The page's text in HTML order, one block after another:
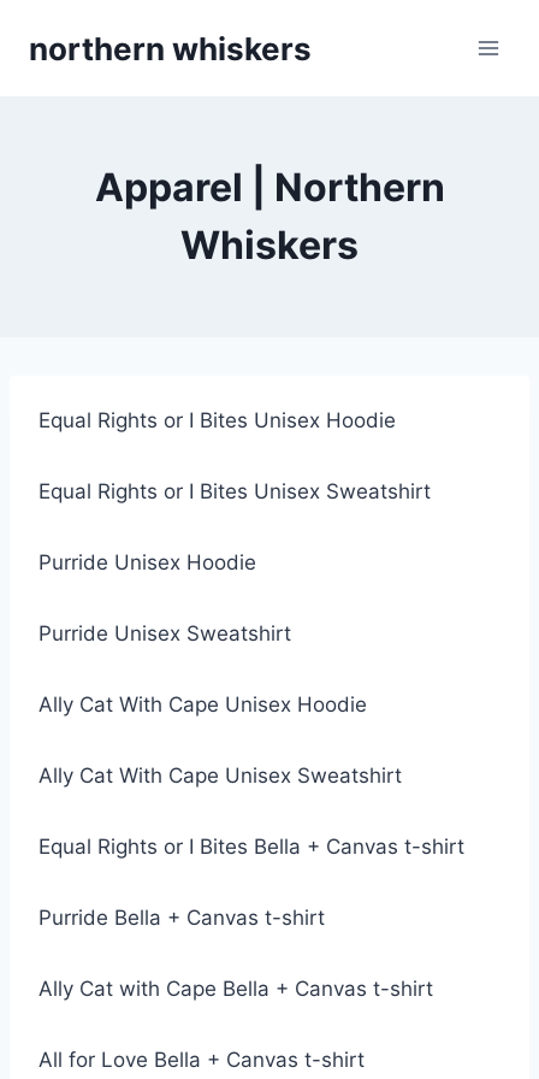
northern whiskers
Apparel | Northern
Whiskers
Equal Rights or I Bites Unisex Hoodie
Equal Rights or I Bites Unisex Sweatshirt
Purride Unisex Hoodie
Purride Unisex Sweatshirt
Ally Cat With Cape Unisex Hoodie
Ally Cat With Cape Unisex Sweatshirt
Equal Rights or I Bites Bella + Canvas t-shirt
Purride Bella + Canvas t-shirt
Ally Cat with Cape Bella + Canvas t-shirt
All for Love Bella + Canvas t-shirt